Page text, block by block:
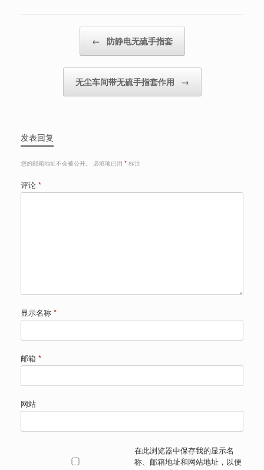
← 防静电无硫手指套
无尘车间带无硫手指套作用 →
发表回复
您的邮箱地址不会被公开。 必填项已用 * 标注
评论 *
显示名称 *
邮箱 *
网站
在此浏览器中保存我的显示名
称、邮箱地址和网站地址，以便